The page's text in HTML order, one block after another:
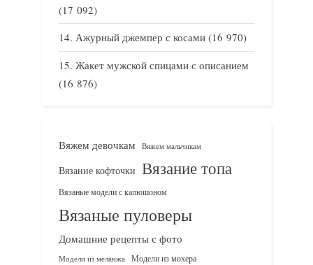
(17 092)
Ажурный джемпер с косами (16 970)
Жакет мужской спицами с описанием
(16 876)
Вяжем девочкам Вяжем мальчикам
Вязание кофточки Вязание топа
Вязаные модели с капюшоном
Вязаные пуловеры
Домашние рецепты с фото
Модели из меланжа Модели из мохера